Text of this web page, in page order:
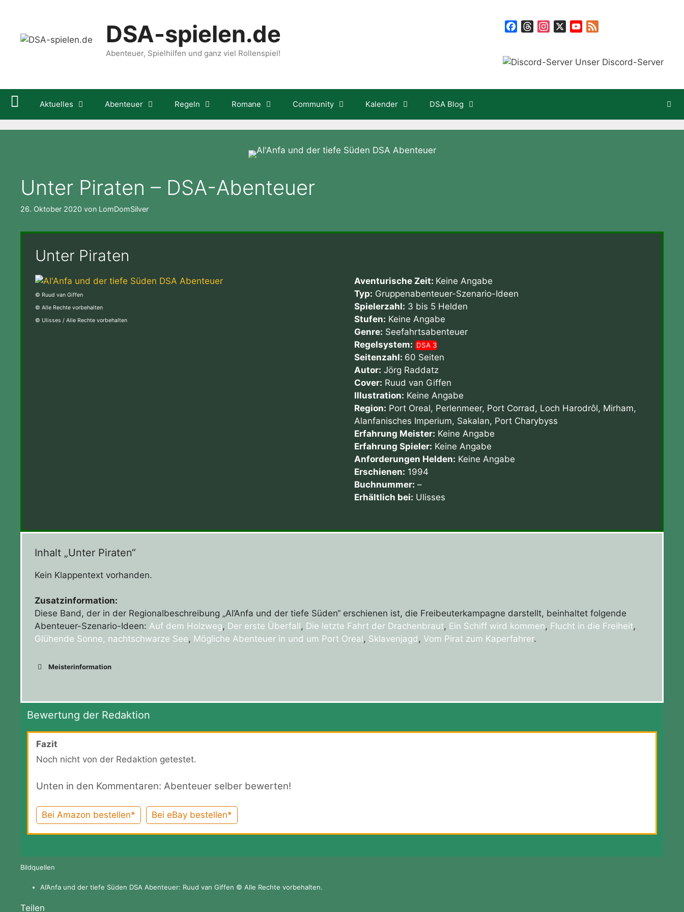
springen
FacebookThreadsInstagram YouTube
Unser Discord-Server
DSA-spielen.de
Abenteuer, Spielhilfen und ganz viel Rollenspiel!
Aktuelles Abenteuer Regeln Romane Community Kalender DSA Blog
Unter Piraten – DSA-Abenteuer
26. Oktober 2020 von LomDomSilver
Unter Piraten
© Ruud van Giffen
© Alle Rechte vorbehalten
© Ulisses / Alle Rechte vorbehalten
Aventurische Zeit: Keine Angabe
Typ: Gruppenabenteuer-Szenario-Ideen
Spielerzahl: 3 bis 5 Helden
Stufen: Keine Angabe
Genre: Seefahrtsabenteuer
Regelsystem: DSA 3
Seitenzahl: 60 Seiten
Autor: Jörg Raddatz
Cover: Ruud van Giffen
Illustration: Keine Angabe
Region: Port Oreal, Perlenmeer, Port Corrad, Loch Harodrôl, Mirham,
Alanfanisches Imperium, Sakalan, Port Charybyss
Erfahrung Meister: Keine Angabe
Erfahrung Spieler: Keine Angabe
Anforderungen Helden: Keine Angabe
Erschienen: 1994
Buchnummer: –
Erhältlich bei: Ulisses
Inhalt „Unter Piraten“
Kein Klappentext vorhanden.
Zusatzinformation:
Diese Band, der in der Regionalbeschreibung „Al’Anfa und der tiefe Süden“ erschienen ist, die Freibeuterkampagne darstellt, beinhaltet folgende
Abenteuer-Szenario-Ideen: Auf dem Holzweg, Der erste Überfall, Die letzte Fahrt der Drachenbraut, Ein Schiff wird kommen, Flucht in die Freiheit,
Glühende Sonne, nachtschwarze See, Mögliche Abenteuer in und um Port Oreal, Sklavenjagd , Vom Pirat zum Kaperfahrer.
Meisterinformation
Bewertung der Redaktion
Fazit
Noch nicht von der Redaktion getestet.
Unten in den Kommentaren: Abenteuer selber bewerten!
Bei Amazon bestellen* Bei eBay bestellen*
Bildquellen
Al’Anfa und der tiefe Süden DSA Abenteuer: Ruud van Giffen © Alle Rechte vorbehalten.
Teilen